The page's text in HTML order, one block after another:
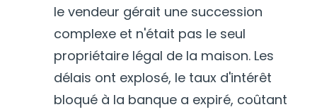
le vendeur gérait une succession
complexe et n'était pas le seul
propriétaire légal de la maison. Les
délais ont explosé, le taux d'intérêt
bloqué à la banque a expiré, coûtant